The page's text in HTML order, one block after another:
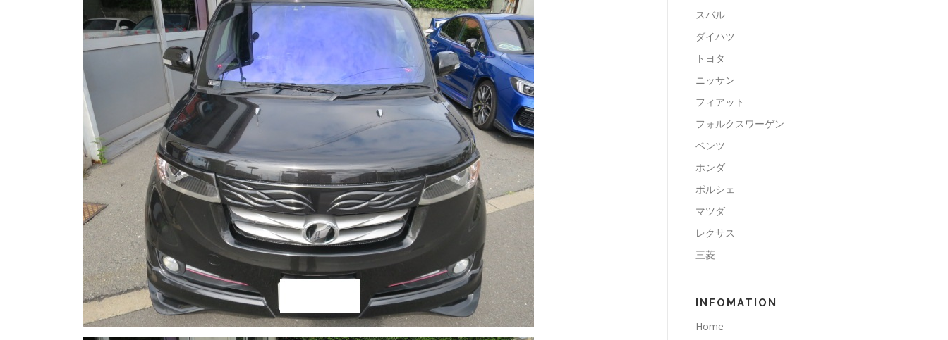
スバル
ダイハツ
トヨタ
ニッサン
フィアット
フォルクスワーゲン
ベンツ
ホンダ
ポルシェ
マツダ
レクサス
三菱
INFOMATION
Home